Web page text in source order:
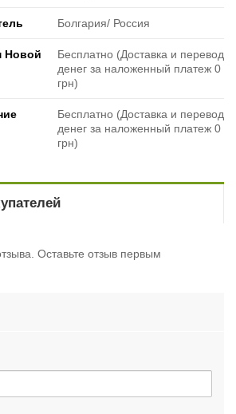
Болгария/ Россия
Новой
Бесплатно (Доставка и перевод
денег за наложенный платеж 0
грн)
Бесплатно (Доставка и перевод
денег за наложенный платеж 0
грн)
Оставьте отзыв первым